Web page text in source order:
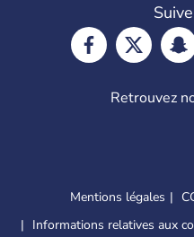
Retrouvez
Mentions légales
Informations relatives aux